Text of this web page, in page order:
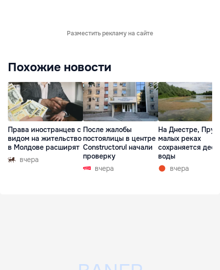
Разместить рекламу на сайте
Похожие новости
Права иностранцев с
видом на жительство
в Молдове расширят
вчера
После жалобы
постоялицы в центре
Constructorul начали
проверку
вчера
На Днестре,
малых реках
сохраняется
воды
вчера